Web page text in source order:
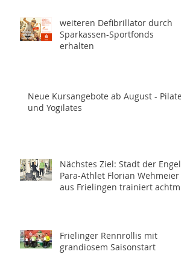
weiteren Defibrillator durch
Sparkassen-Sportfonds
erhalten
Neue Kursangebote ab August - Pilates
und Yogilates
Nächstes Ziel: Stadt der Engel -
Para-Athlet Florian Wehmeier
aus Frielingen trainiert achtmal
Frielinger Rennrollis mit
grandiosem Saisonstart